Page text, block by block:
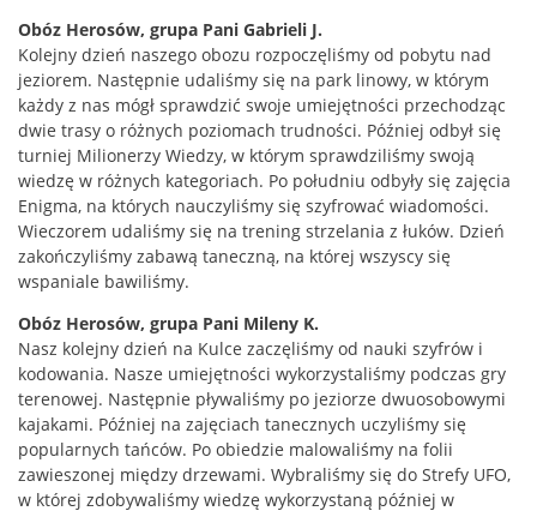
Obóz Herosów, grupa Pani Gabrieli J.
Kolejny dzień naszego obozu rozpoczęliśmy od pobytu nad
jeziorem. Następnie udaliśmy się na park linowy, w którym
każdy z nas mógł sprawdzić swoje umiejętności przechodząc
dwie trasy o różnych poziomach trudności. Później odbył się
turniej Milionerzy Wiedzy, w którym sprawdziliśmy swoją
wiedzę w różnych kategoriach. Po południu odbyły się zajęcia
Enigma, na których nauczyliśmy się szyfrować wiadomości.
Wieczorem udaliśmy się na trening strzelania z łuków. Dzień
zakończyliśmy zabawą taneczną, na której wszyscy się
wspaniale bawiliśmy.
Obóz Herosów, grupa Pani Mileny K.
Nasz kolejny dzień na Kulce zaczęliśmy od nauki szyfrów i
kodowania. Nasze umiejętności wykorzystaliśmy podczas gry
terenowej. Następnie pływaliśmy po jeziorze dwuosobowymi
kajakami. Później na zajęciach tanecznych uczyliśmy się
popularnych tańców. Po obiedzie malowaliśmy na folii
zawieszonej między drzewami. Wybraliśmy się do Strefy UFO,
w której zdobywaliśmy wiedzę wykorzystaną później w